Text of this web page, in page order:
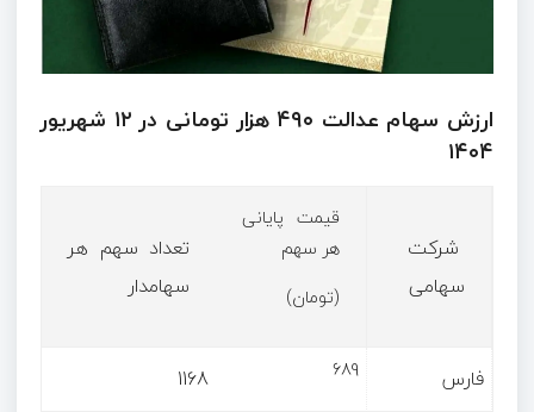
ارزش سهام عدالت ۴۹۰ هزار تومانی در ۱۲ شهریور
۱۴۰۴
شرکت
سهامی
قیمت پایانی
هر سهم
(تومان)
تعداد سهم هر
سهامدار
فارس 689
1168